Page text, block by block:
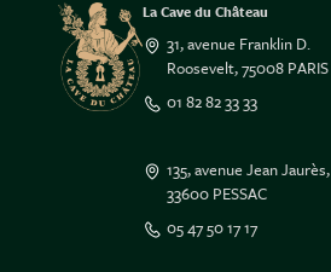
La Cave du Château
31, avenue Franklin D.
Roosevelt, 75008 PARIS
01 82 82 33 33
135, avenue Jean Jaurès,
33600 PESSAC
05 47 50 17 17